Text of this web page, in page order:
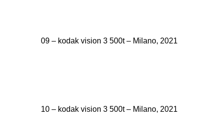
09 – kodak vision 3 500t – Milano, 2021
10 – kodak vision 3 500t – Milano, 2021